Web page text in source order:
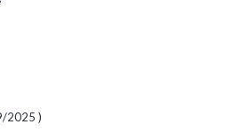
2025 )